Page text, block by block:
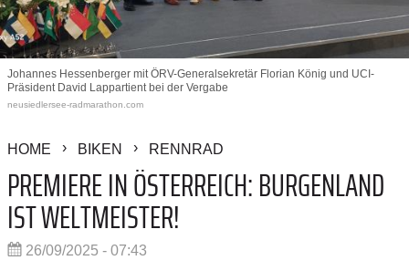
Johannes Hessenberger mit ÖRV-Generalsekretär Florian König und UCI-
Präsident David Lappartient bei der Vergabe
neusiedlersee-radmarathon.com
HOME BIKEN RENNRAD
PREMIERE IN ÖSTERREICH: BURGENLAND
IST WELTMEISTER!
26/09/2025 - 07:43